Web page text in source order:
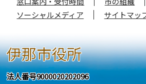
ソーシャルメディア
サイトマッ
伊那市役所
法人番号9000020202096